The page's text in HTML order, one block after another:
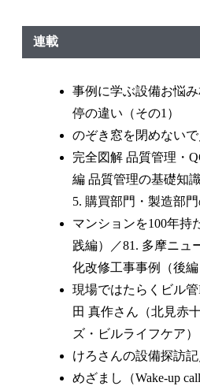
連載
事例に学ぶ設備お悩
停の違い（その1）
のぞき窓を閉めない
完全図解 品質管理・
編 品質管理の基礎知
5. 購買部門・製造部
マンションを100年持
践編）／81. 多摩ニュ
化改修工事事例（後編
現場ではたらくビル
田 真作さん（北見赤
ズ・ビルライフケア）
けろさんの設備探訪
めざまし（Wake-up